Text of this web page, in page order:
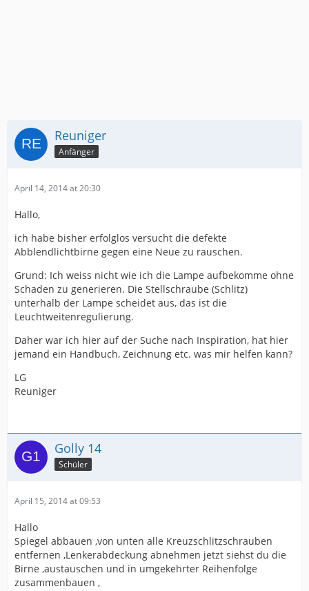
Reuniger
Anfänger
April 14, 2014 at 20:30
Hallo,
ich habe bisher erfolglos versucht die defekte
Abblendlichtbirne gegen eine Neue zu rauschen.
Grund: Ich weiss nicht wie ich die Lampe aufbekomme ohne
Schaden zu generieren. Die Stellschraube (Schlitz)
unterhalb der Lampe scheidet aus, das ist die
Leuchtweitenregulierung.
Daher war ich hier auf der Suche nach Inspiration, hat hier
jemand ein Handbuch, Zeichnung etc. was mir helfen kann?
LG
Reuniger
Golly 14
Schüler
April 15, 2014 at 09:53
Hallo
Spiegel abbauen ,von unten alle Kreuzschlitzschrauben
entfernen ,Lenkerabdeckung abnehmen jetzt siehst du die
Birne ,austauschen und in umgekehrter Reihenfolge
zusammenbauen ,